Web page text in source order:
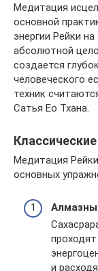
Медитация
основной
энергии Рейки
абсолютной
создается
человеческого
техник
Сатья Ео Тхана.
Медитация
основных
и